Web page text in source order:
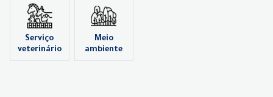
Serviço
veterinário
Meio
ambiente